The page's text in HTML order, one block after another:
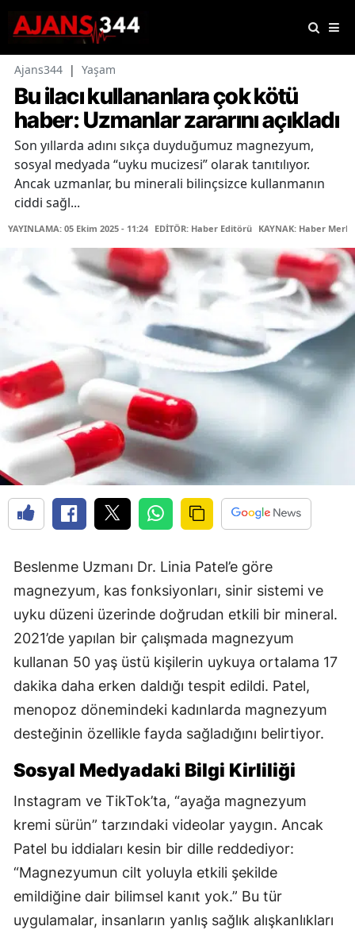
Ajans344 | Yaşam
Bu ilacı kullananlara çok kötü
haber: Uzmanlar zararını açıkladı
Son yıllarda adını sıkça duyduğumuz magnezyum,
sosyal medyada “uyku mucizesi” olarak tanıtılıyor.
Ancak uzmanlar, bu minerali bilinçsizce kullanmanın
ciddi sağl...
YAYINLAMA: 05 Ekim 2025 - 11:24 EDİTÖR: Haber Editörü KAYNAK: Haber
Beslenme Uzmanı Dr. Linia Patel’e göre
magnezyum, kas fonksiyonları, sinir sistemi ve
uyku düzeni üzerinde doğrudan etkili bir mineral.
2021’de yapılan bir çalışmada magnezyum
kullanan 50 yaş üstü kişilerin uykuya ortalama 17
dakika daha erken daldığı tespit edildi. Patel,
menopoz dönemindeki kadınlarda magnezyum
desteğinin özellikle fayda sağladığını belirtiyor.
Sosyal Medyadaki Bilgi Kirliliği
Instagram ve TikTok’ta, “ayağa magnezyum
kremi sürün” tarzındaki videolar yaygın. Ancak
Patel bu iddiaları kesin bir dille reddediyor:
“Magnezyumun cilt yoluyla etkili şekilde
emildiğine dair bilimsel kanıt yok.” Bu tür
uygulamalar, insanların yanlış sağlık alışkanlıkları